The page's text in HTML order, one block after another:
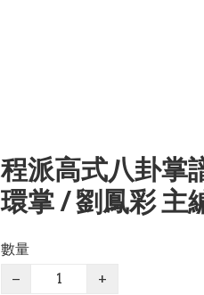
程派高式八卦掌
環掌 / 劉鳳彩 主
數量
−
+